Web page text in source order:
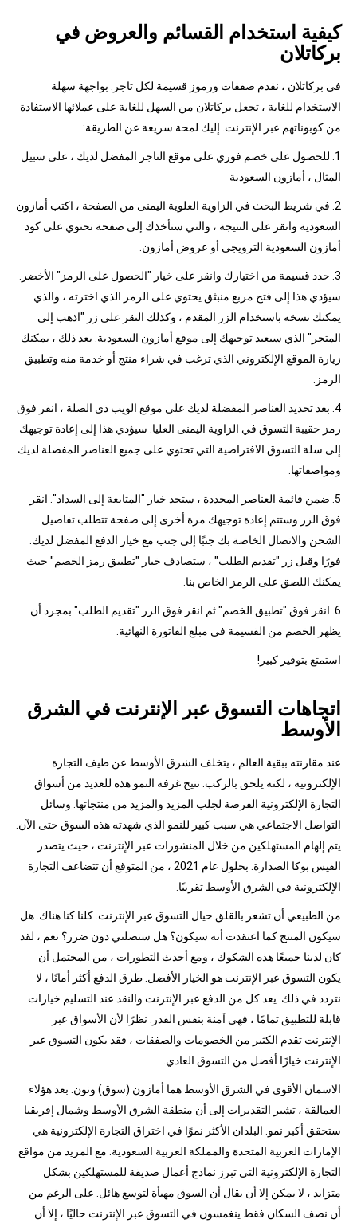
كيفية استخدام القسائم والعروض في
بركاتلان
في بركاتلان ، نقدم صفقات ورموز قسيمة لكل تاجر. بواجهة سهلة
الاستخدام للغاية ، تجعل بركاتلان من السهل للغاية على عملائها الاستفادة
من كوبوناتهم عبر الإنترنت. إليك لمحة سريعة عن الطريقة:
1. للحصول على خصم فوري على موقع التاجر المفضل لديك ، على سبيل
المثال ، أمازون السعودية
2. في شريط البحث في الزاوية العلوية اليمنى من الصفحة ، اكتب أمازون
السعودية وانقر على النتيجة ، والتي ستأخذك إلى صفحة تحتوي على كود
أمازون السعودية الترويجي أو عروض أمازون.
3. حدد قسيمة من اختيارك وانقر على خيار "الحصول على الرمز" الأخضر.
سيؤدي هذا إلى فتح مربع منبثق يحتوي على الرمز الذي اخترته ، والذي
يمكنك نسخه باستخدام الزر المقدم ، وكذلك النقر على زر "اذهب إلى
المتجر" الذي سيعيد توجيهك إلى موقع أمازون السعودية. بعد ذلك ، يمكنك
زيارة الموقع الإلكتروني الذي ترغب في شراء منتج أو خدمة منه وتطبيق
الرمز.
4. بعد تحديد العناصر المفضلة لديك على موقع الويب ذي الصلة ، انقر فوق
رمز حقيبة التسوق في الزاوية اليمنى العليا. سيؤدي هذا إلى إعادة توجيهك
إلى سلة التسوق الافتراضية التي تحتوي على جميع العناصر المفضلة لديك
ومواصفاتها.
5. ضمن قائمة العناصر المحددة ، ستجد خيار "المتابعة إلى السداد". انقر
فوق الزر وستتم إعادة توجيهك مرة أخرى إلى صفحة تتطلب تفاصيل
الشحن والاتصال الخاصة بك جنبًا إلى جنب مع خيار الدفع المفضل لديك.
فورًا وقبل زر "تقديم الطلب" ، ستصادف خيار "تطبيق رمز الخصم" حيث
يمكنك اللصق على الرمز الخاص بنا.
6. انقر فوق "تطبيق الخصم" ثم انقر فوق الزر "تقديم الطلب" بمجرد أن
يظهر الخصم من القسيمة في مبلغ الفاتورة النهائية.
استمتع بتوفير كبير!
اتجاهات التسوق عبر الإنترنت في الشرق
الأوسط
عند مقارنته ببقية العالم ، يتخلف الشرق الأوسط عن طيف التجارة
الإلكترونية ، لكنه يلحق بالركب. تتيح غرفة النمو هذه للعديد من أسواق
التجارة الإلكترونية الفرصة لجلب المزيد والمزيد من منتجاتها. وسائل
التواصل الاجتماعي هي سبب كبير للنمو الذي شهدته هذه السوق حتى الآن.
يتم إلهام المستهلكين من خلال المنشورات عبر الإنترنت ، حيث يتصدر
الفيس بوكا الصدارة. بحلول عام 2021 ، من المتوقع أن تتضاعف التجارة
الإلكترونية في الشرق الأوسط تقريبًا.
من الطبيعي أن تشعر بالقلق حيال التسوق عبر الإنترنت. كلنا كنا هناك. هل
سيكون المنتج كما اعتقدت أنه سيكون؟ هل ستصلني دون ضرر؟ نعم ، لقد
كان لدينا جميعًا هذه الشكوك ، ومع أحدث التطورات ، من المحتمل أن
يكون التسوق عبر الإنترنت هو الخيار الأفضل. طرق الدفع أكثر أمانًا ، لا
نتردد في ذلك. يعد كل من الدفع عبر الإنترنت والنقد عند التسليم خيارات
قابلة للتطبيق تمامًا ، فهي آمنة بنفس القدر. نظرًا لأن الأسواق عبر
الإنترنت تقدم الكثير من الخصومات والصفقات ، فقد يكون التسوق عبر
الإنترنت خيارًا أفضل من التسوق العادي.
الاسمان الأقوى في الشرق الأوسط هما أمازون (سوق) ونون. بعد هؤلاء
العمالقة ، تشير التقديرات إلى أن منطقة الشرق الأوسط وشمال إفريقيا
ستحقق أكبر نمو. البلدان الأكثر نموًا في اختراق التجارة الإلكترونية هي
الإمارات العربية المتحدة والمملكة العربية السعودية. مع المزيد من مواقع
التجارة الإلكترونية التي تبرز نماذج أعمال صديقة للمستهلكين بشكل
متزايد ، لا يمكن إلا أن يقال أن السوق مهيأة لتوسع هائل. على الرغم من
أن نصف السكان فقط ينغمسون في التسوق عبر الإنترنت حاليًا ، إلا أن